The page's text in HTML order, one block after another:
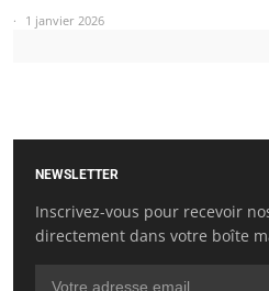
1 janvier 2026
NEWSLETTER
Inscrivez-vous pour recevoir
directement dans votre boîte